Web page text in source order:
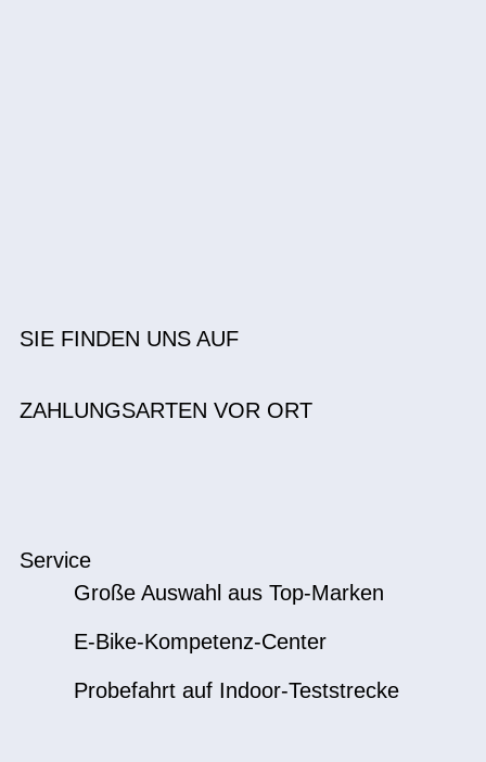
SIE FINDEN UNS AUF
ZAHLUNGSARTEN VOR ORT
Service
Große Auswahl aus Top-Marken
E-Bike-Kompetenz-Center
Probefahrt auf Indoor-Teststrecke